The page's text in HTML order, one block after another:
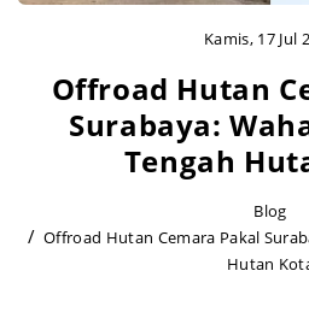
Kamis, 17 Jul
Offroad Hutan
Surabaya:
Tengah
Blog
Offroad Hutan Cemara Pakal
Hutan